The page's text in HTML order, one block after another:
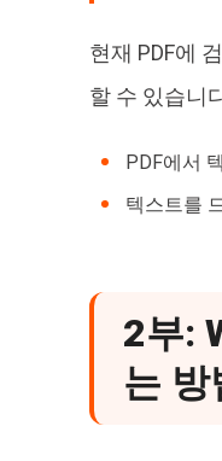
현재 PDF에
할 수 있습니
PDF에서
텍스트를
2부:
는 방